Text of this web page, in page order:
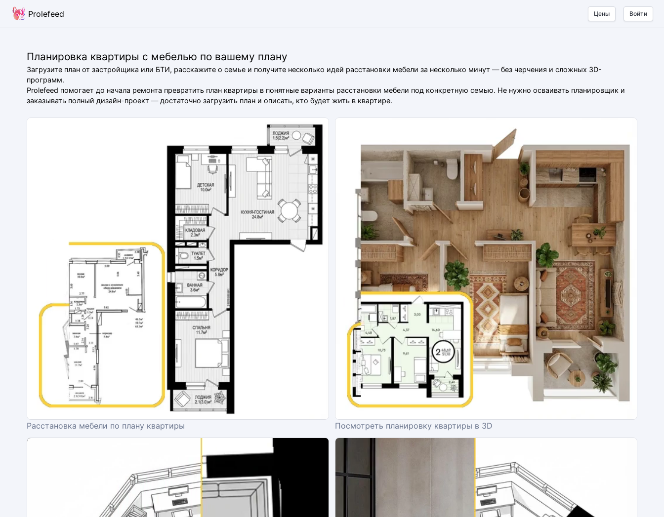
Prolefeed Цены Войти
Планировка квартиры с мебелью по вашему плану
Загрузите план от застройщика или БТИ, расскажите о семье и получите несколько идей расстановки мебели за несколько минут — без черчения и сложных 3D-
программ.
Prolefeed помогает до начала ремонта превратить план квартиры в понятные варианты расстановки мебели под конкретную семью. Не нужно осваивать планировщик и
заказывать полный дизайн-проект — достаточно загрузить план и описать, кто будет жить в квартире.
Расстановка мебели по плану квартиры Посмотреть планировку квартиры в 3D